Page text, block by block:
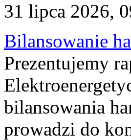
31 lipca 2026,
Bilansowanie
Prezentujemy
bilansowania
prowadzi do